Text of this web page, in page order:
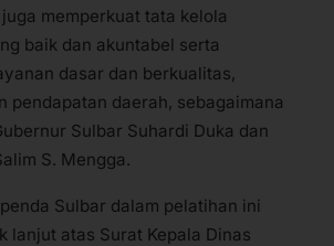
memperkuat tata kelola
baik dan akuntabel serta
dasar dan berkualitas,
pendapatan daerah, sebagaimana
Sulbar Suhardi Duka dan
S. Mengga.
Sulbar dalam pelatihan ini
lanjut atas Surat Kepala Dinas